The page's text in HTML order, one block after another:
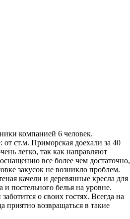
компанией 6 человек.
ст.м. Приморская доехали за 40
легко, так как направляют
все более чем достаточно,
закусок не возникло проблем.
качели и деревянные кресла для
и постельного белья на уровне.
о своих гостях. Всегда на
приятно возвращаться в такие